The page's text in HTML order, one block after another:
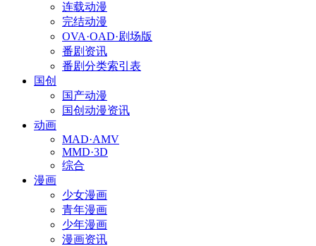
连载动漫
完结动漫
OVA·OAD·剧场版
番剧资讯
番剧分类索引表
国创
国产动漫
国创动漫资讯
动画
MAD·AMV
MMD·3D
综合
漫画
少女漫画
青年漫画
少年漫画
漫画资讯